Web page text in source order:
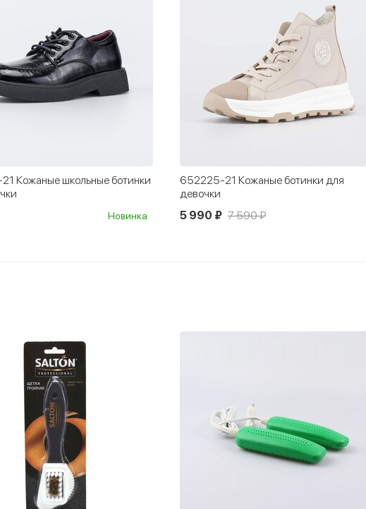
Кожаные школьные ботинки
Новинка
652225-21 Кожаные ботинки для
девочки
5 990 ₽ 7 590 ₽